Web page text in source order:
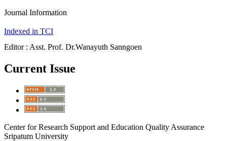
Journal Information
Indexed in TCI
Editor : Asst. Prof. Dr.Wanayuth Sanngoen
Current Issue
Center for Research Support and Education Quality Assurance
Sripatum University